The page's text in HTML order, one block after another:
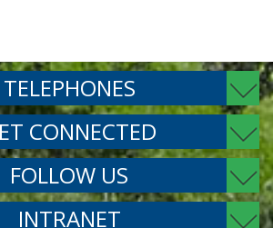
TELEPHONES
CONNECTED
FOLLOW US
INTRANET